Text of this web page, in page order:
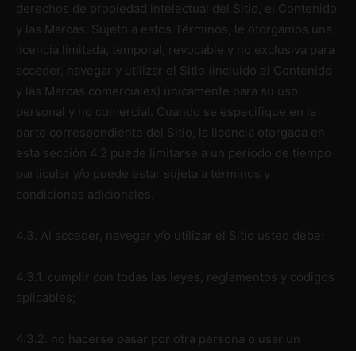
derechos de propiedad intelectual del Sitio, el Contenido
y las Marcas. Sujeto a estos Términos, le otorgamos una
licencia limitada, temporal, revocable y no exclusiva para
acceder, navegar y utilizar el Sitio (incluido el Contenido
y las Marcas comerciales) únicamente para su uso
personal y no comercial. Cuando se especifique en la
parte correspondiente del Sitio, la licencia otorgada en
esta sección 4.2 puede limitarse a un período de tiempo
particular y/o puede estar sujeta a términos y
condiciones adicionales.
4.3. Al acceder, navegar y/o utilizar el Sitio usted debe:
4.3.1. cumplir con todas las leyes, reglamentos y códigos
aplicables;
4.3.2. no hacerse pasar por otra persona o usar un